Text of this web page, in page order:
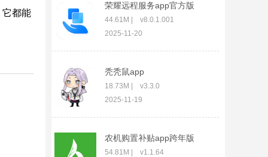
它都能
荣耀远程服务app官方版
44.61M | v8.0.1.001
2025-11-20
秃秃鼠app
18.73M | v3.3.0
2025-11-19
农机购置补贴app跨年版
54.81M | v1.1.64